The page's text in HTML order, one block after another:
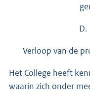
Verloop van de
Het College heeft
waarin zich onder